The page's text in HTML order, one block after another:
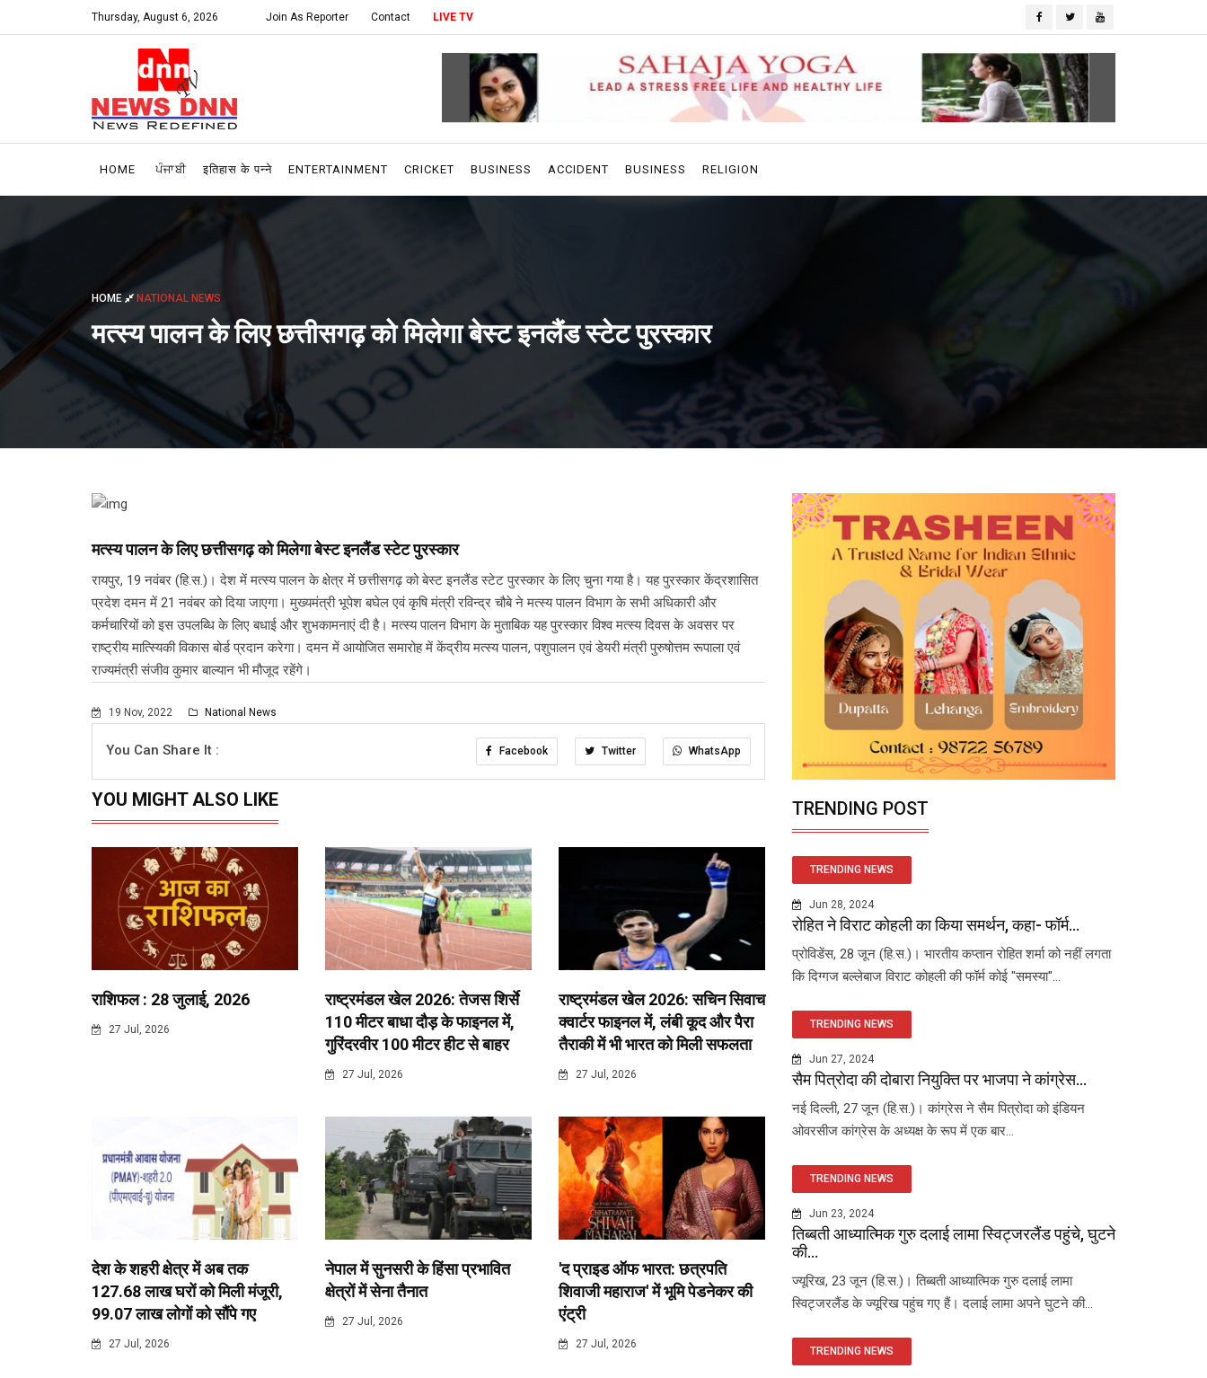
Thursday, August 6, 2026 Join As Reporter Contact LIVE TV
HOME ਪੰਜਾਬੀ इतिहास के पन्ने ENTERTAINMENT CRICKET BUSINESS ACCIDENT BUSINESS RELIGION
HOME NATIONAL NEWS
मत्स्य पालन के लिए छत्तीसगढ़ को मिलेगा बेस्ट इनलैंड स्टेट पुरस्कार
मत्स्य पालन के लिए छत्तीसगढ़ को मिलेगा बेस्ट इनलैंड स्टेट पुरस्कार
रायपुर, 19 नवंबर (हि.स.)। देश में मत्स्य पालन के क्षेत्र में छत्तीसगढ़ को बेस्ट इनलैंड स्टेट पुरस्कार के लिए चुना गया है। यह पुरस्कार केंद्रशासित
प्रदेश दमन में 21 नवंबर को दिया जाएगा। मुख्यमंत्री भूपेश बघेल एवं कृषि मंत्री रविन्द्र चौबे ने मत्स्य पालन विभाग के सभी अधिकारी और
कर्मचारियों को इस उपलब्धि के लिए बधाई और शुभकामनाएं दी है। मत्स्य पालन विभाग के मुताबिक यह पुरस्कार विश्व मत्स्य दिवस के अवसर पर
राष्ट्रीय मात्स्यिकी विकास बोर्ड प्रदान करेगा। दमन में आयोजित समारोह में केंद्रीय मत्स्य पालन, पशुपालन एवं डेयरी मंत्री पुरुषोत्तम रूपाला एवं
राज्यमंत्री संजीव कुमार बाल्यान भी मौजूद रहेंगे।
19 Nov, 2022 National News
You Can Share It : Facebook Twitter WhatsApp
YOU MIGHT ALSO LIKE
राशिफल : 28 जुलाई, 2026
27 Jul, 2026
राष्ट्रमंडल खेल 2026: तेजस शिर्से
110 मीटर बाधा दौड़ के फाइनल में,
गुरिंदरवीर 100 मीटर हीट से बाहर
27 Jul, 2026
राष्ट्रमंडल खेल 2026: सचिन सिवाच
क्वार्टर फाइनल में, लंबी कूद और पैरा
तैराकी में भी भारत को मिली सफलता
27 Jul, 2026
देश के शहरी क्षेत्र में अब तक
127.68 लाख घरों को मिली मंजूरी,
99.07 लाख लोगों को सौंपे गए
27 Jul, 2026
नेपाल में सुनसरी के हिंसा प्रभावित
क्षेत्रों में सेना तैनात
27 Jul, 2026
'द प्राइड ऑफ भारत: छत्रपति
शिवाजी महाराज' में भूमि पेडनेकर की
एंट्री
27 Jul, 2026
TRENDING POST
TRENDING NEWS
Jun 28, 2024
रोहित ने विराट कोहली का किया समर्थन, कहा- फॉर्म...
प्रोविडेंस, 28 जून (हि.स.)। भारतीय कप्तान रोहित शर्मा को नहीं लगता
कि दिग्गज बल्लेबाज विराट कोहली की फॉर्म कोई "समस्या"...
TRENDING NEWS
Jun 27, 2024
सैम पित्रोदा की दोबारा नियुक्ति पर भाजपा ने कांग्रेस...
नई दिल्ली, 27 जून (हि.स.)। कांग्रेस ने सैम पित्रोदा को इंडियन
ओवरसीज कांग्रेस के अध्यक्ष के रूप में एक बार...
TRENDING NEWS
Jun 23, 2024
तिब्बती आध्यात्मिक गुरु दलाई लामा स्विट्जरलैंड पहुंचे, घुटने
की...
ज्यूरिख, 23 जून (हि.स.)। तिब्बती आध्यात्मिक गुरु दलाई लामा
स्विट्जरलैंड के ज्यूरिख पहुंच गए हैं। दलाई लामा अपने घुटने की...
TRENDING NEWS